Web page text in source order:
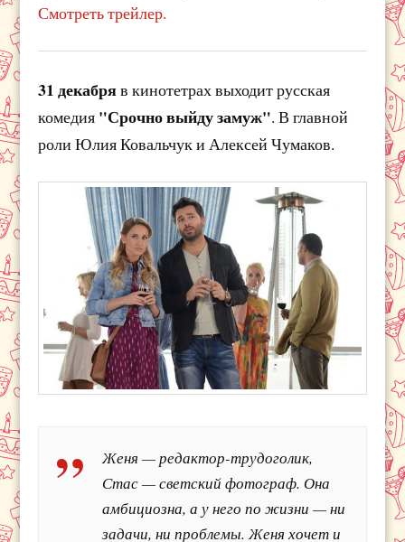
Смотреть трейлер.
31 декабряв кинотетрах выходит русская
комедия "Срочно выйду замуж". В главной
роли Юлия Ковальчук и Алексей Чумаков.
Женя — редактор-трудоголик,
Стас — светский фотограф. Она
амбициозна, а у него по жизни — ни
задачи, ни проблемы. Женя хочет и